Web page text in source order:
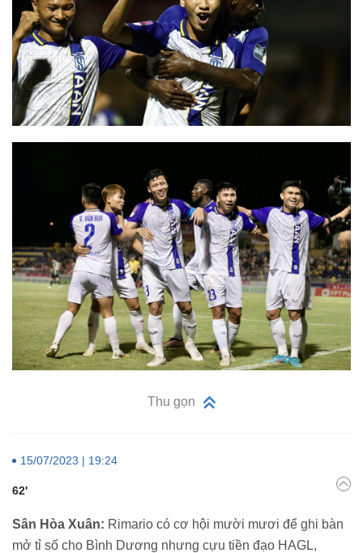
Thu gọn
15/07/2023 | 19:24
62'
Sân Hòa Xuân: Rimario có cơ hội mười mươi để ghi bàn
mở tỉ số cho Bình Dương nhưng cựu tiền đạo HAGL,